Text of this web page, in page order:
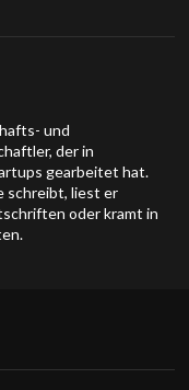
und
der in
gearbeitet hat.
schreibt, liest er
oder kramt in